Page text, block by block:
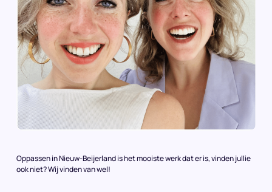
Oppassen in Nieuw-Beijerland is het mooiste werk dat er is, vinden jullie
ook niet? Wij vinden van wel!